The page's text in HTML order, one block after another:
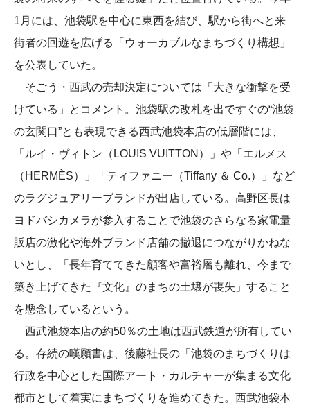
1月には、池袋駅を中心に東西を結び、駅から街へと来
街者の回遊を広げる「ウォーカブルなまちづくり構想」
を公表していた。
そごう・西武の売却決定については「大きな衝撃を受
けている」とコメント。池袋駅の改札を出ですぐの“池袋
の玄関口”とも表現できる西武池袋本店の低層階には、
「ルイ・ヴィトン（LOUIS VUITTON）」や「エルメス
（HERMÈS）」「ティファニー（Tiffany ＆ Co.）」など
のラグジュアリーブランドが出店している。高野区長は
ヨドバシカメラが参入することで池袋のさらなる家電量
販店の激化や海外ブランド店舗の撤退につながりかねな
いとし、「長年育ててきた顧客や富裕層も離れ、今まで
築き上げてきた『文化』のまちの土壌が喪失」すること
を懸念しているという。
西武池袋本店の約50％の土地は西武鉄道が所有してい
る。存続の嘆願書は、後藤社長の「池袋のまちづくりは
行政を中心とした国際アート・カルチャーが集まる文化
都市として着実にまちづくりを進めてきた。西武池袋本